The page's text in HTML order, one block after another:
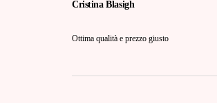
Cristina Blasigh
Ottima qualità e prezzo giusto